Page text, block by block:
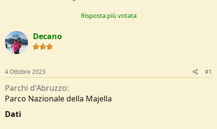
o
r
e
D
s
u
s
i
I
n
Risposta più votata
Decano
4 Ottobre 2023 #1
Parchi d'Abruzzo
Parco Nazionale della Majella
Dati